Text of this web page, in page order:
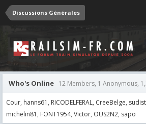
Discussions Générales
Who's Online 12 Members, 1 Anonymous,
Cour hanns61 RICODELFERAL CreeBelge
michelin81 FONT1954 Victor OUS2N2 sapo